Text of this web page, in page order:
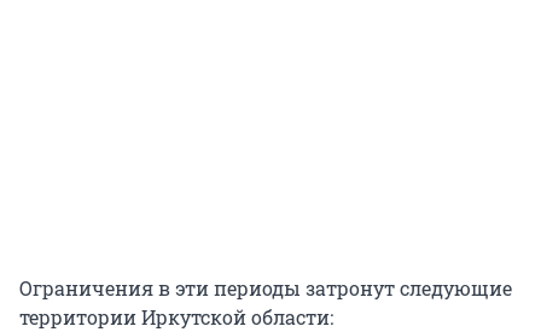
Ограничения в эти периоды затронут следующие
территории Иркутской области: